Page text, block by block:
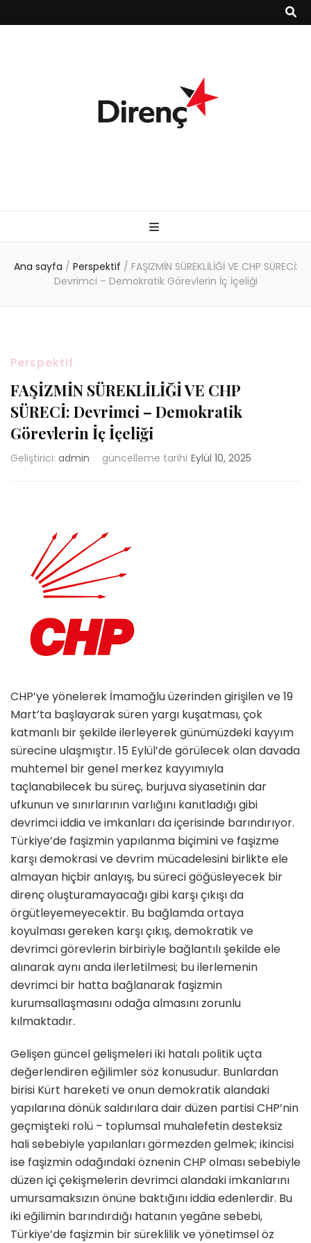
Ana sayfa / Perspektif / FAŞİZMİN SÜREKLİLİĞİ VE CHP SÜRECİ:
Devrimci – Demokratik Görevlerin İç İçeliği
Perspektif
FAŞİZMİN SÜREKLİLİĞİ VE CHP
SÜRECİ: Devrimci – Demokratik
Görevlerin İç İçeliği
Geliştirici: admin güncelleme tarihi Eylül 10, 2025
CHP’ye yönelerek İmamoğlu üzerinden girişilen ve 19
Mart’ta başlayarak süren yargı kuşatması, çok
katmanlı bir şekilde ilerleyerek günümüzdeki kayyım
sürecine ulaşmıştır. 15 Eylül’de görülecek olan davada
muhtemel bir genel merkez kayyımıyla
taçlanabilecek bu süreç, burjuva siyasetinin dar
ufkunun ve sınırlarının varlığını kanıtladığı gibi
devrimci iddia ve imkanları da içerisinde barındırıyor.
Türkiye’de faşizmin yapılanma biçimini ve faşizme
karşı demokrasi ve devrim mücadelesini birlikte ele
almayan hiçbir anlayış, bu süreci göğüsleyecek bir
direnç oluşturamayacağı gibi karşı çıkışı da
örgütleyemeyecektir. Bu bağlamda ortaya
koyulması gereken karşı çıkış, demokratik ve
devrimci görevlerin birbiriyle bağlantılı şekilde ele
alınarak aynı anda ilerletilmesi; bu ilerlemenin
devrimci bir hatta bağlanarak faşizmin
kurumsallaşmasını odağa almasını zorunlu
kılmaktadır.
Gelişen güncel gelişmeleri iki hatalı politik uçta
değerlendiren eğilimler söz konusudur. Bunlardan
birisi Kürt hareketi ve onun demokratik alandaki
yapılarına dönük saldırılara dair düzen partisi CHP’nin
geçmişteki rolü – toplumsal muhalefetin desteksiz
hali sebebiyle yapılanları görmezden gelmek; ikincisi
ise faşizmin odağındaki öznenin CHP olması sebebiyle
düzen içi çekişmelerin devrimci alandaki imkanlarını
umursamaksızın önüne baktığını iddia edenlerdir. Bu
iki eğilimin barındırdığı hatanın yegâne sebebi,
Türkiye’de faşizmin bir süreklilik ve yönetimsel öz